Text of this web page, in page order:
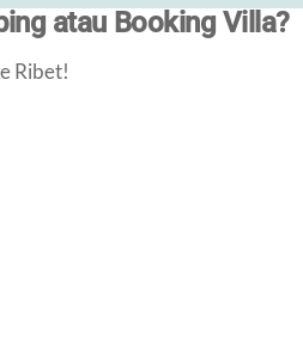
atau Booking Villa?
Ribet!